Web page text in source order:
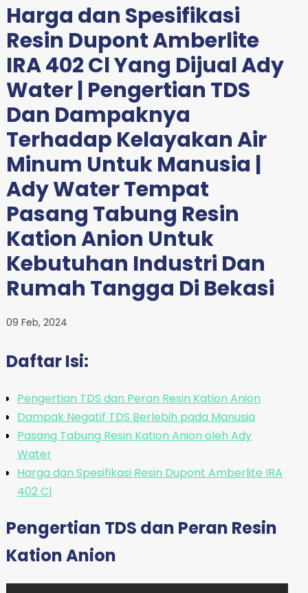
Harga dan Spesifikasi
Resin Dupont Amberlite
IRA 402 Cl Yang Dijual Ady
Water | Pengertian TDS
Dan Dampaknya
Terhadap Kelayakan Air
Minum Untuk Manusia |
Ady Water Tempat
Pasang Tabung Resin
Kation Anion Untuk
Kebutuhan Industri Dan
Rumah Tangga Di Bekasi
09 Feb, 2024
Daftar Isi:
Pengertian TDS dan Peran Resin Kation Anion
Dampak Negatif TDS Berlebih pada Manusia
Pasang Tabung Resin Kation Anion oleh Ady
Water
Harga dan Spesifikasi Resin Dupont Amberlite IRA
402 Cl
Pengertian TDS dan Peran Resin
Kation Anion